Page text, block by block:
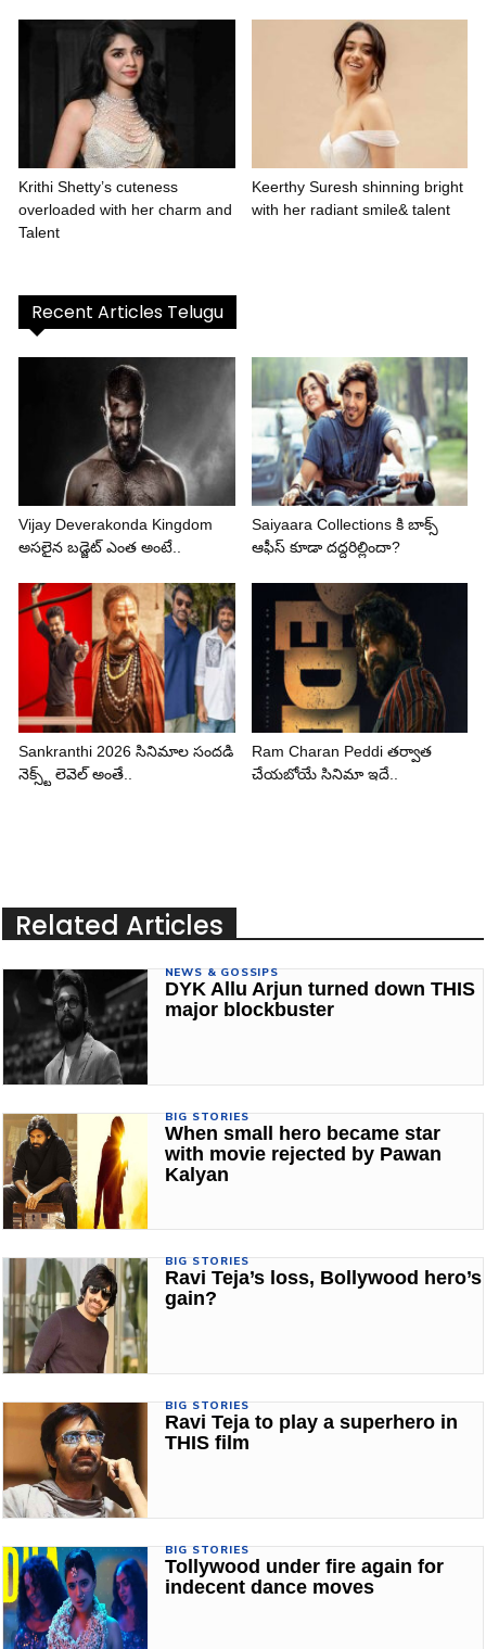
Krithi Shetty’s cuteness
overloaded with her charm and
Talent
Keerthy Suresh shinning bright
with her radiant smile& talent
Recent Articles Telugu
Vijay Deverakonda Kingdom
అసలైన బడ్జెట్ ఎంత అంటే..
Saiyaara Collections కి బాక్స్
ఆఫీస్ కూడా దద్దరిల్లిందా?
Sankranthi 2026 సినిమాల సందడి
నెక్స్ట్ లెవెల్ అంతే..
Ram Charan Peddi తర్వాత
చేయబోయే సినిమా ఇదే..
Related Articles
NEWS & GOSSIPS
DYK Allu Arjun turned down THIS
major blockbuster
BIG STORIES
When small hero became star
with movie rejected by Pawan
Kalyan
BIG STORIES
Ravi Teja’s loss, Bollywood hero’s
gain?
BIG STORIES
Ravi Teja to play a superhero in
THIS film
BIG STORIES
Tollywood under fire again for
indecent dance moves